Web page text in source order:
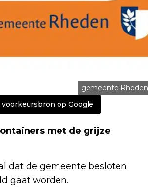
gemeente Rheden
voorkeursbron op Google
met de grijze
dat de gemeente besloten
gaat worden.